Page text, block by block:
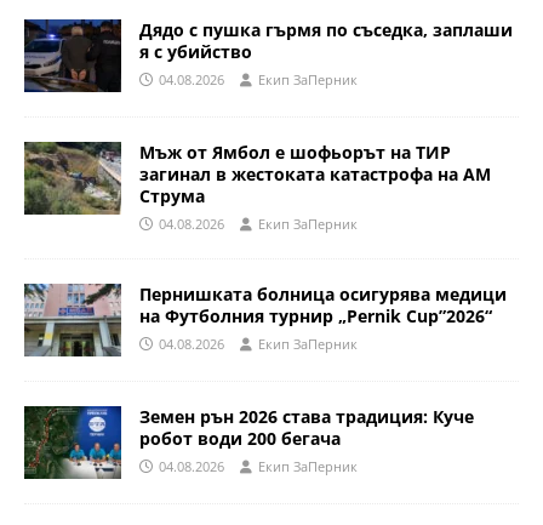
Дядо с пушка гърмя по съседка, заплаши
я с убийство
04.08.2026 Eкип ЗаПерник
Мъж от Ямбол е шофьорът на ТИР
загинал в жестоката катастрофа на АМ
Струма
04.08.2026 Eкип ЗаПерник
Пернишката болница осигурява медици
на Футболния турнир „Pernik Cup”2026“
04.08.2026 Eкип ЗаПерник
Земен рън 2026 става традиция: Куче
робот води 200 бегача
04.08.2026 Eкип ЗаПерник